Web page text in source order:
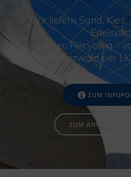
Wir liefern Sand,
Schotter, Recycling -
Schwarzwald per
ZUM
ZUM